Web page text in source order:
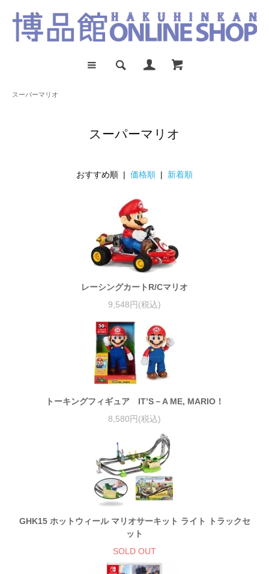
スーパーマリオ
スーパーマリオ
おすすめ順 | 価格順 | 新着順
レーシングカートR/Cマリオ
9,548円(税込)
トーキングフィギュア IT’S－A ME, MARIO！
8,580円(税込)
GHK15 ホットウィール マリオサーキット ライト トラックセ
ット
SOLD OUT